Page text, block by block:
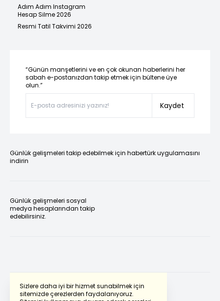
Sizlere daha iyi bir hizmet sunabilmek için
sitemizde çerezlerden faydalanıyoruz.
Adım Adım Instagram
Hesap Silme 2026
Resmi Tatil Takvimi 2026
“Günün manşetlerini ve en çok okunan haberlerini her
sabah e-postanızdan takip etmek için bültene üye
olun.”
Kaydet
Günlük gelişmeleri takip edebilmek için habertürk uygulamasını
indirin
Günlük gelişmeleri sosyal
medya hesaplarından takip
edebilirsiniz.